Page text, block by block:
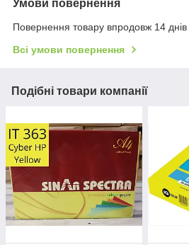
Умови повернення
Повернення товару впродовж 14
Всі умови повернення
Подібні товари компанії